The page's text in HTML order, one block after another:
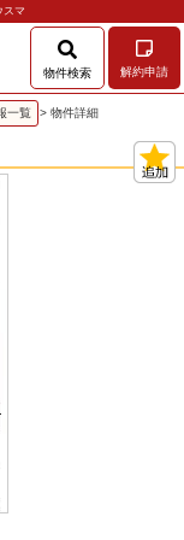
スマ
物件検索 解約申請
一覧 > 物件詳細